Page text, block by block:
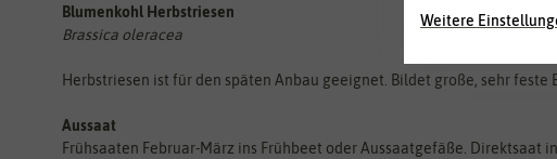
Blumenkohl Herbstriesen
Brassica oleracea
Herbstriesen ist für den späten Anbau geeignet. Bildet große, sehr feste
Aussaat
Frühsaaten Februar-März ins Frühbeet oder Aussaatgefäße. Direktsaat
Weitere